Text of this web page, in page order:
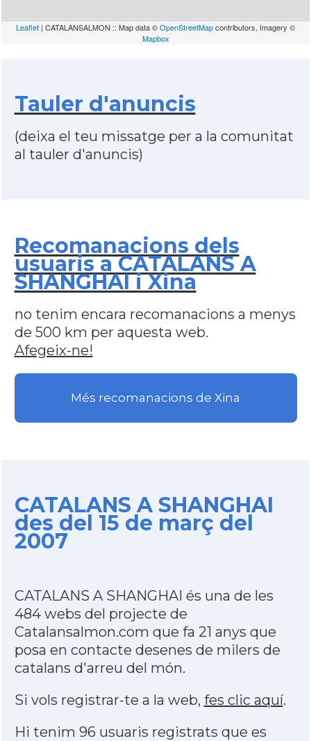
Leaflet | CATALANSALMON :: Map data ©OpenStreetMapcontributors, Imagery ©
Mapbox
Tauler d'anuncis
(deixa el teu missatge per a la comunitat
al tauler d'anuncis)
Recomanacions dels
usuaris a CATALANS A
SHANGHAI i Xina
no tenim encara recomanacions a menys
de 500 km per aquesta web.
Afegeix-ne!
Més recomanacions de Xina
CATALANS A SHANGHAI
des del 15 de març del
2007
CATALANS A SHANGHAI és una de les
484 webs del projecte de
Catalansalmon.com que fa 21 anys que
posa en contacte desenes de milers de
catalans d'arreu del món.
Si vols registrar-te a la web, fes clic aquí.
Hi tenim 96 usuaris registrats que es